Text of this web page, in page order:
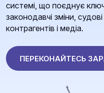
системі, що поєднує
законодавчі зміни,
контрагентів і медіа.
ПЕРЕКОНАЙТЕСЬ